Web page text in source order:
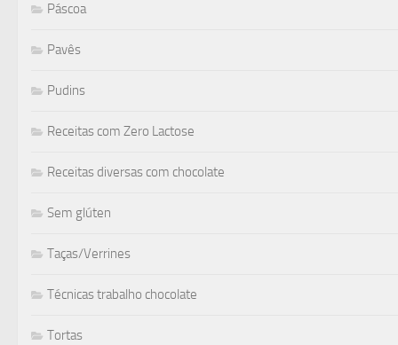
Páscoa
Pavês
Pudins
Receitas com Zero Lactose
Receitas diversas com chocolate
Sem glúten
Taças/Verrines
Técnicas trabalho chocolate
Tortas